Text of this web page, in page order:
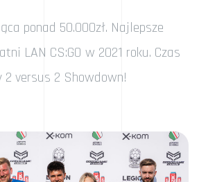
ponad 50.000zł. Najlepsze
LAN CS:GO w 2021 roku. Czas
2 versus 2 Showdown!